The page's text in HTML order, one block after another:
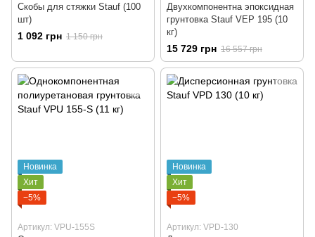
Скобы для стяжки Stauf (100
шт)
1 092 грн 1 150 грн
Двухкомпонентна эпоксидная
грунтовка Stauf VEP 195 (10
кг)
15 729 грн 16 557 грн
Новинка
Хит
−5%
Артикул: VPU-155S
Новинка
Хит
−5%
Артикул: VPD-130